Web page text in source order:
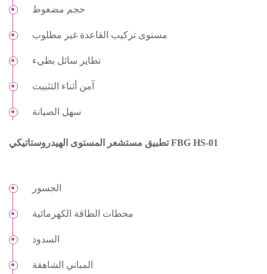
حجم مضغوط
مستوى تركيب القاعدة غير مطلوب
تطاير سائل بطيء
آمن أثناء التثبيت
سهل الصيانة
تطبيق مستشعر المستوى الهيدروستاتيكي FBG HS-01
الجسور
محطات الطاقة الكهرمائية
السدود
المباني الشاهقة